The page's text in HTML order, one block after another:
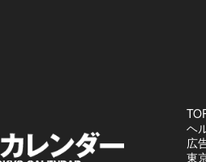
ヘ
広
東